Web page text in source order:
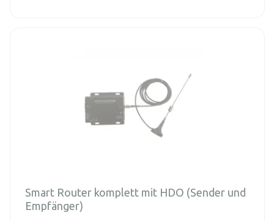
Smart Router komplett mit HDO (Sender und
Empfänger)